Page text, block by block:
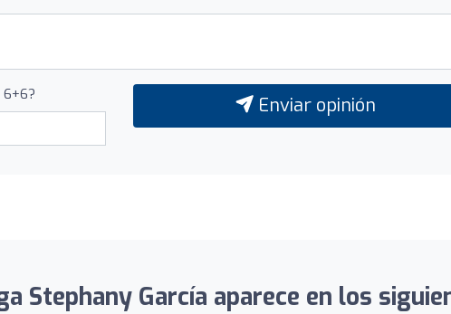
6+6? Enviar opinión
Stephany García aparece en los